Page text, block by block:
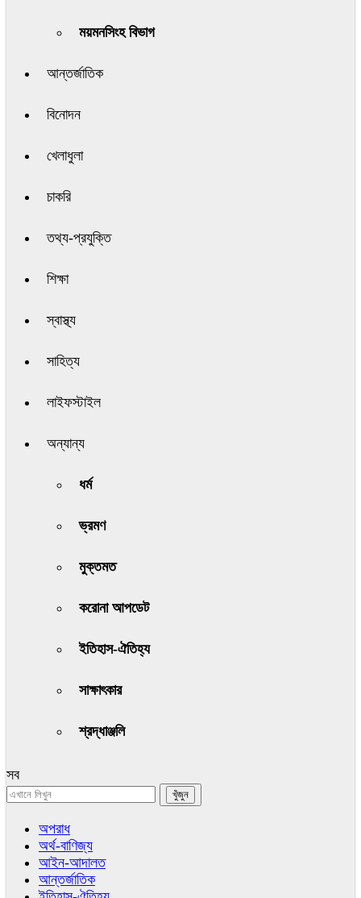
ময়মনসিংহ বিভাগ
আন্তর্জাতিক
বিনোদন
খেলাধুলা
চাকরি
তথ্য-প্রযুক্তি
শিক্ষা
স্বাস্থ্য
সাহিত্য
লাইফস্টাইল
অন্যান্য
ধর্ম
ভ্রমণ
মুক্তমত
করোনা আপডেট
ইতিহাস-ঐতিহ্য
সাক্ষাৎকার
শ্রদ্ধাঞ্জলি
সব
অপরাধ
অর্থ-বাণিজ্য
আইন-আদালত
আন্তর্জাতিক